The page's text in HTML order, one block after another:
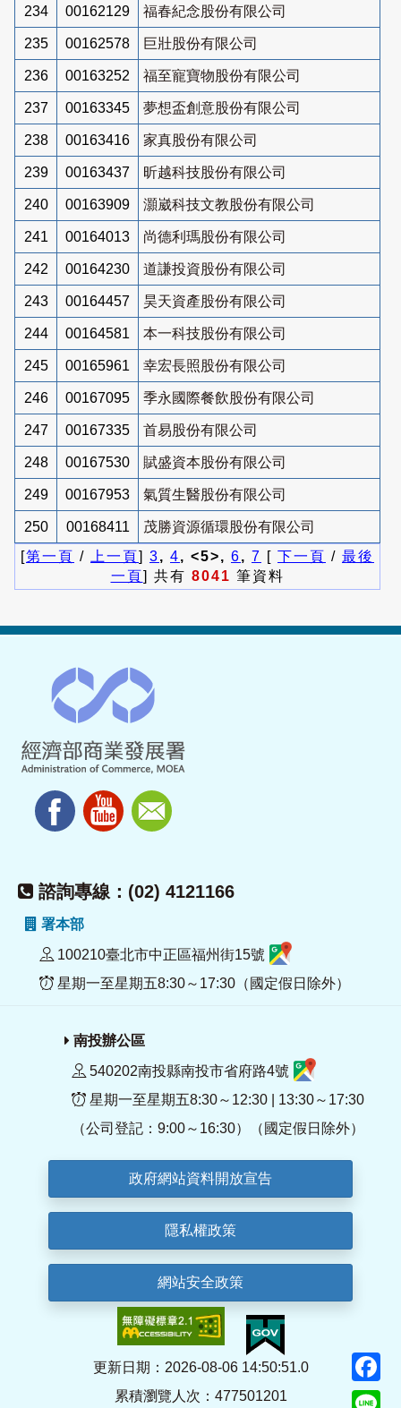
234 00162129 福春紀念股份有限公司
235 00162578 巨壯股份有限公司
236 00163252 福至寵寶物股份有限公司
237 00163345 夢想盃創意股份有限公司
238 00163416 家真股份有限公司
239 00163437 昕越科技股份有限公司
240 00163909 灝崴科技文教股份有限公司
241 00164013 尚德利瑪股份有限公司
242 00164230 道謙投資股份有限公司
243 00164457 昊天資產股份有限公司
244 00164581 本一科技股份有限公司
245 00165961 幸宏長照股份有限公司
246 00167095 季永國際餐飲股份有限公司
247 00167335 首易股份有限公司
248 00167530 賦盛資本股份有限公司
249 00167953 氣質生醫股份有限公司
250 00168411
茂勝資源循環股份有限公司
[第一頁 / 上一頁] 3, 4, <5>, 6, 7 [ 下一頁 / 最後
一頁] 共有 8041 筆資料
諮詢專線：(02) 4121166
署本部
100210臺北市中正區福州街15號
星期一至星期五8:30～17:30（國定假日除外）
南投辦公區
540202南投縣南投市省府路4號
星期一至星期五8:30～12:30 | 13:30～17:30
（公司登記：9:00～16:30）（國定假日除外）
政府網站資料開放宣告
隱私權政策
網站安全政策
更新日期：2026-08-06 14:50:51.0
累積瀏覽人次：477501201